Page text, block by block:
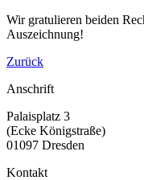
Wir gratulieren beiden
Auszeichnung!
Zurück
Anschrift
Palaisplatz 3
(Ecke Königstraße)
01097 Dresden
Kontakt